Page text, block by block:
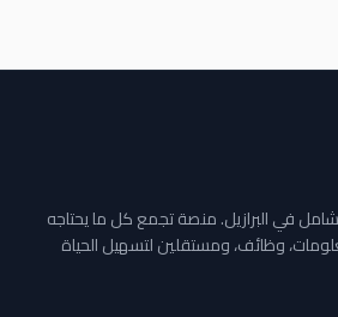
الشامل في البرازيل. منصة تجمع كل ما يحتاجه
وظائف، ومستقلين لتسهيل الحياة